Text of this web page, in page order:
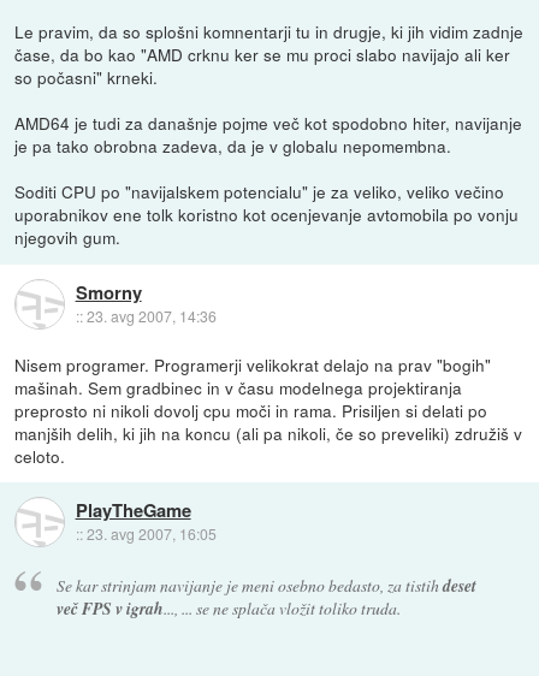
Le pravim, da so splošni komnentarji tu in drugje, ki jih vidim zadnje
čase, da bo kao "AMD crknu ker se mu proci slabo navijajo ali ker
so počasni" krneki.
AMD64 je tudi za današnje pojme več kot spodobno hiter, navijanje
je pa tako obrobna zadeva, da je v globalu nepomembna.
Soditi CPU po "navijalskem potencialu" je za veliko, veliko večino
uporabnikov ene tolk koristno kot ocenjevanje avtomobila po vonju
njegovih gum.
Smorny
::23. avg 2007, 14:36
Nisem programer. Programerji velikokrat delajo na prav "bogih"
mašinah. Sem gradbinec in v času modelnega projektiranja
preprosto ni nikoli dovolj cpu moči in rama. Prisiljen si delati po
manjših delih, ki jih na koncu (ali pa nikoli, če so preveliki) združiš v
celoto.
PlayTheGame
::23. avg 2007, 16:05
Se kar strinjam navijanje je meni osebno bedasto, za tistihdeset
več FPS v igrah..., ... se ne splača vložit toliko truda.